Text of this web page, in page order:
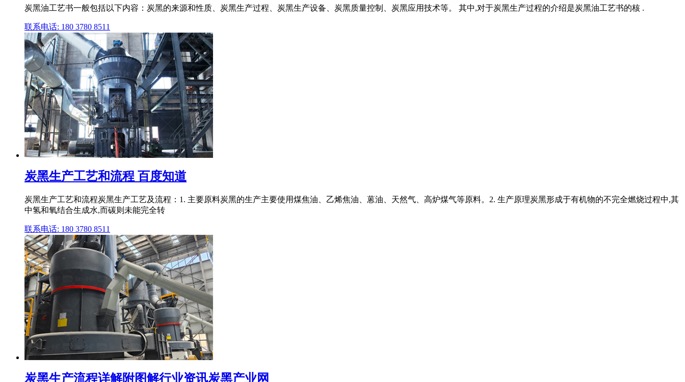
炭黑油工艺书一般包括以下内容：炭黑的来源和性质、炭黑生产过程、炭黑生产设备、炭黑质量控制、炭黑应用技术等。 其中,对于炭黑生产过程的介绍是炭黑油工艺书的核 .
联系电话: 180 3780 8511
炭黑生产工艺和流程 百度知道
炭黑生产工艺和流程炭黑生产工艺及流程：1. 主要原料炭黑的生产主要使用煤焦油、乙烯焦油、蒽油、天然气、高炉煤气等原料。2. 生产原理炭黑形成于有机物的不完全燃烧过程中,其
中氢和氧结合生成水,而碳则未能完全转
联系电话: 180 3780 8511
炭黑生产流程详解附图解行业资讯炭黑产业网